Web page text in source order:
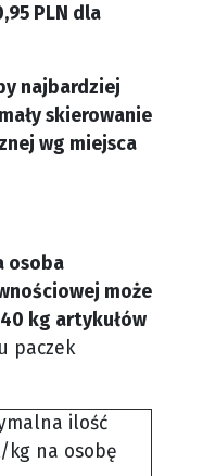
PLN dla
najbardziej
skierowanie
wg miejsca
osoba
może
kg artykułów
paczek
ilość
kg na osobę